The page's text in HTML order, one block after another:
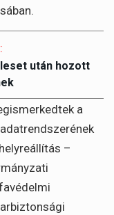
után hozott
a
–